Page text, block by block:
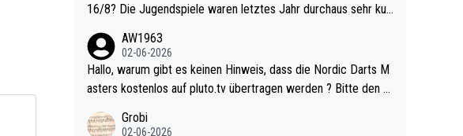
16/8? Die Jugendspiele waren letztes Jahr durchaus sehr kur
l. Allerdings ist Mitchell Lawrie als Nummer 1 der Welt eh quali
fiziert. Somit ändert die automatische Qualifikation des Weltm
eisters erstmal nichts. Ich denke sie wollen damit für nächste
d wohl wenig WDF Turniere spielen. Dies war bei Archie Self l
AW1963
02-06-2026
Hallo, warum gibt es keinen Hinweis, dass die Nordic Darts M
asters kostenlos auf pluto.tv übertragen werden ? Bitte den A
Grobi
02-06-2026